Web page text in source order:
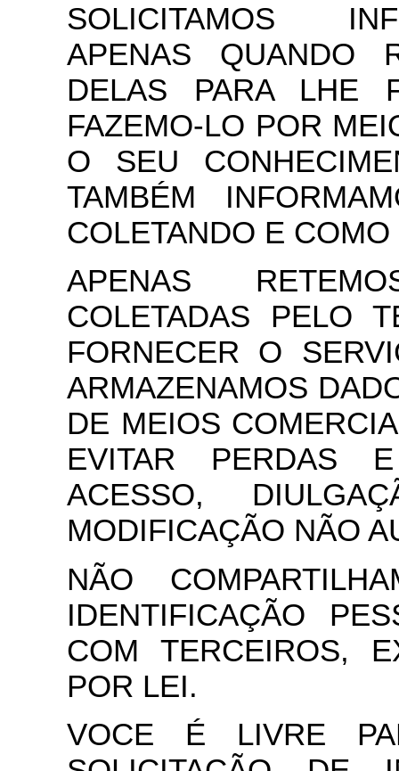
SOLICITAMOS
APENAS QUANDO
DELAS PARA LHE
FAZEMO-LO POR
O SEU
TAMBÉM
COLETANDO E
APENAS
COLETADAS PELO
FORNECER O
ARMAZENAMOS
DE MEIOS
EVITAR PERDAS
ACESSO,
MODIFICAÇÃO NÃO
NÃO
IDENTIFICAÇÃO
COM TERCEIROS,
POR LEI.
VOCE É LIVRE